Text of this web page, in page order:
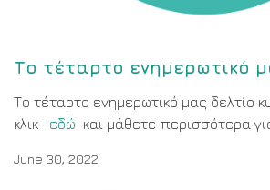
Το τέταρτο ενημερωτικό
Το τέταρτο ενημερωτικό μας δελτίο
κλικ εδώ και μάθετε περισσότερα
June 30, 2022